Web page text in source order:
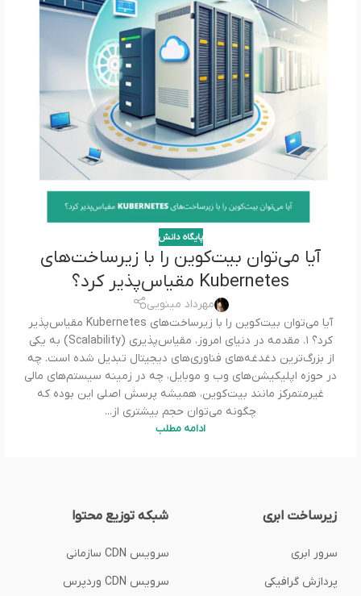
پایگاه دانش
آیا می‌توان بیت‌کوین را با زیرساخت‌های
Kubernetes مقیاس‌پذیر کرد؟
مهرداد مینویی
آیا می‌توان بیت‌کوین را با زیرساخت‌های Kubernetes مقیاس‌پذیر
کرد؟ ۱. مقدمه در دنیای امروز، مقیاس‌پذیری (Scalability) به یکی
از بزرگ‌ترین دغدغه‌های فناوری‌های دیجیتال تبدیل شده است. چه
در حوزه اپلیکیشن‌های وب و موبایل، چه در زمینه سیستم‌های مالی
غیرمتمرکز مانند بیت‌کوین، همیشه پرسش اصلی این بوده که
چگونه می‌توان حجم بیشتری از...
ادامه مطلب
زیرساخت ابری
سرور ابری
پردازش گرافیکی
شبکه توزیع محتوا
سرویس CDN سازمانی
سرویس CDN وردپرس